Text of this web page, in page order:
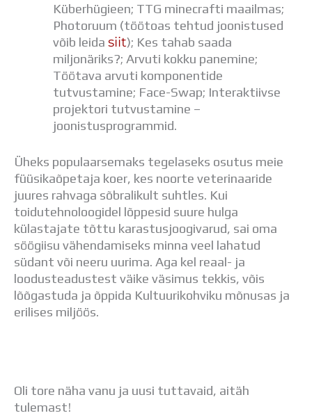
Küberhügieen; TTG minecrafti maailmas;
Photoruum (töötoas tehtud joonistused
võib leida siit); Kes tahab saada
miljonäriks?; Arvuti kokku panemine;
Töötava arvuti komponentide
tutvustamine; Face-Swap; Interaktiivse
projektori tutvustamine –
joonistusprogrammid.
Üheks populaarsemaks tegelaseks osutus meie
füüsikaõpetaja koer, kes noorte veterinaaride
juures rahvaga sõbralikult suhtles. Kui
toidutehnoloogidel lõppesid suure hulga
külastajate tõttu karastusjoogivarud, sai oma
söögiisu vähendamiseks minna veel lahatud
südant või neeru uurima. Aga kel reaal- ja
loodusteadustest väike väsimus tekkis, võis
lõõgastuda ja õppida Kultuurikohviku mõnusas ja
erilises miljöös.
Oli tore näha vanu ja uusi tuttavaid, aitäh
tulemast!